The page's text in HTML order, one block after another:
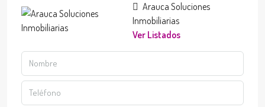
Arauca Soluciones
Inmobiliarias
Ver Listados